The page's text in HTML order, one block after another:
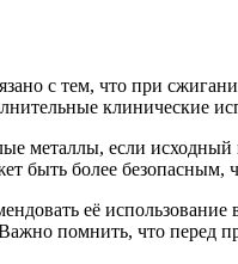
с тем, что при
клинические
металлы, если
более безопасным,
её использование
помнить, что перед